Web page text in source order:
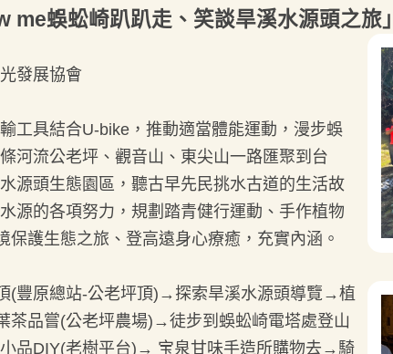
me蜈蚣崎趴趴走、笑談旱溪水源頭之旅」
發展協會
工具結合U-bike，推動適當體能運動，漫步蜈
河流公老坪、觀音山、東尖山一路匯聚到台
源頭生態園區，聽古早先民挑水古道的生活故
源的各項努力，規劃踏青健行運動、手作植物
保護生態之旅、登高遠身心療癒，充實內涵。
(豐原總站-公老坪頂)→探索旱溪水源頭導覽→植
茶品嘗(公老坪農場)→徒步到蜈蚣崎電塔處登山
品DIY(老樹平台)→ 宝泉甘味手造所購物去→騎